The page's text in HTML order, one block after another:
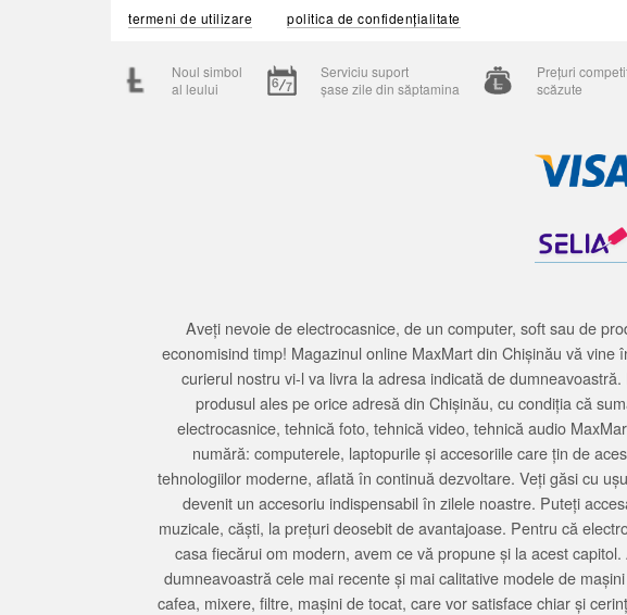
termeni de utilizare
politica de confidențialitate
Noul simbol
al leului
Serviciu suport
șase zile din săptamina
Prețuri
scăzute
Aveți nevoie de electrocasnice, de un computer, soft sau de
economisind timp! Magazinul online MaxMart din Chișinău vă
curierul nostru vi-l va livra la adresa indicată de
produsul ales pe orice adresă din Chișinău, cu condiția că
electrocasnice, tehnică foto, tehnică video, tehnică audio
numără: computerele, laptopurile și accesoriile care țin de
tehnologiilor moderne, aflată în continuă dezvoltare. Veți găsi cu
devenit un accesoriu indispensabil în zilele noastre. Puteți
muzicale, căști, la prețuri deosebit de avantajoase. Pentru că
casa fiecărui om modern, avem ce vă propune și la acest
dumneavoastră cele mai recente și mai calitative modele de
cafea, mixere, filtre, mașini de tocat, care vor satisface chiar și